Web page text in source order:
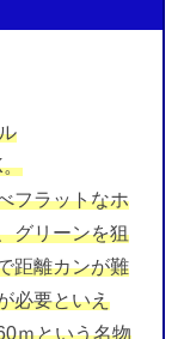
。
フラットなホ
グリーンを狙
距離カンが難
必要といえ
ｍという名物